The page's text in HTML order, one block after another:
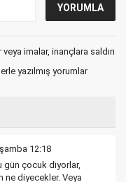
imalar, inançlara saldırı
yazılmış yorumlar
12:18
gün çocuk diyorlar,
ne diyecekler. Veya